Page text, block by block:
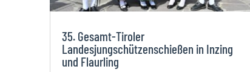
35. Gesamt-Tiroler
Landesjungschützenschießen in Inzing
und Flaurling